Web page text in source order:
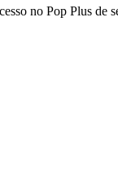
no Pop Plus de